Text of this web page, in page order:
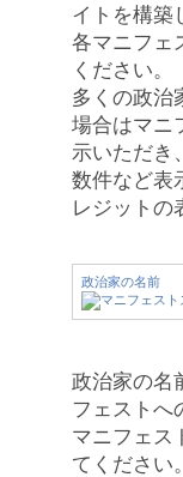
イトを構築
各マニフェ
ください。
多くの政治
場合はマニ
示いただき、
数件など表
レジットの
政治家の名前
政治家の名
フェストへ
マニフェス
てください。